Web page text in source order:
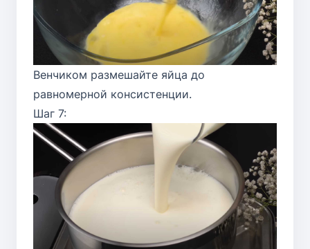
Венчиком размешайте яйца до
равномерной консистенции.
Шаг 7: